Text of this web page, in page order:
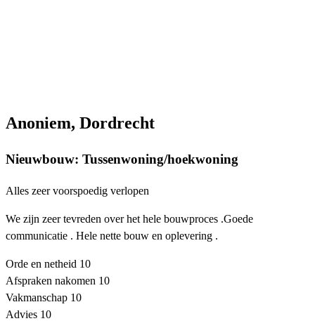
Anoniem, Dordrecht
Nieuwbouw: Tussenwoning/hoekwoning
Alles zeer voorspoedig verlopen
We zijn zeer tevreden over het hele bouwproces .Goede
communicatie . Hele nette bouw en oplevering .
Orde en netheid 10
Afspraken nakomen 10
Vakmanschap 10
Advies 10